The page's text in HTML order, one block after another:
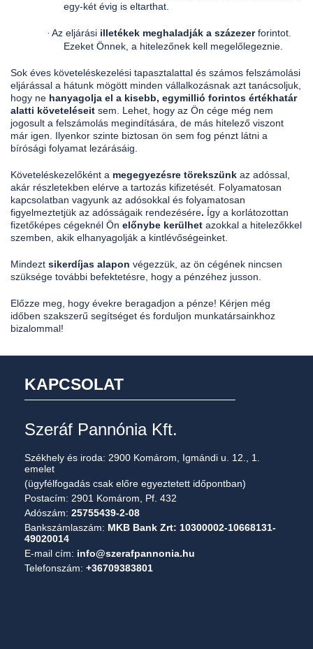
egy-két évig is eltarthat.
· Az eljárási illetékek meghaladják a százezerforintot.
Ezeket Önnek, a hitelezőnek kell megelőlegeznie.
Sok éves követeléskezelési tapasztalattal és számos felszámolási
eljárással a hátunk mögött minden vállalkozásnak azt tanácsoljuk,
hogy ne hanyagolja el a kisebb, egymillió forintos értékhatár
alatti követeléseit sem. Lehet, hogy az Ön cége még nem
jogosult a felszámolás megindítására, de más hitelező viszont
már igen. Ilyenkor szinte biztosan ön sem fog pénzt látni a
bírósági folyamat lezárásáig.
Követeléskezelőként a megegyezésre törekszünk az adóssal,
akár részletekben elérve a tartozás kifizetését. Folyamatosan
kapcsolatban vagyunk az adósokkal és folyamatosan
figyelmeztetjük az adósságaik rendezésére. Így a korlátozottan
fizetőképes cégeknél Ön előnybe kerülhet azokkal a hitelezőkkel
szemben, akik elhanyagolják a kintlévőségeinket.
Mindezt sikerdíjas alapon végezzük, az ön cégének nincsen
szüksége további befektetésre, hogy a pénzéhez jusson.
Előzze meg, hogy évekre beragadjon a pénze! Kérjen még
időben szakszerű segítséget és forduljon munkatársainkhoz
bizalommal!
KAPCSOLAT
Szeráf Pannónia Kft.
Székhely és iroda: 2900 Komárom, Igmándi u. 12., 1.
emelet
(ügyfélfogadás csak előre egyeztetett időpontban)
Postacím: 2901 Komárom, Pf. 432
Adószám: 25755439-2-08
Bankszámlaszám: MKB Bank Zrt: 10300002-10668131-
49020014
E-mail cím: info@szerafpannonia.hu
Telefonszám: +36709383801